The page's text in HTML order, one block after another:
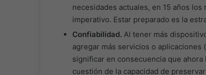
necesidades actuales, en 15 años
imperativo. Estar preparado es la
Confiabilidad. Al tener más
agregar más servicios o
significar en consecuencia que
cuestión de la capacidad de